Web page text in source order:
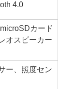
4.0
カード
オスピーカー
ー、照度セン